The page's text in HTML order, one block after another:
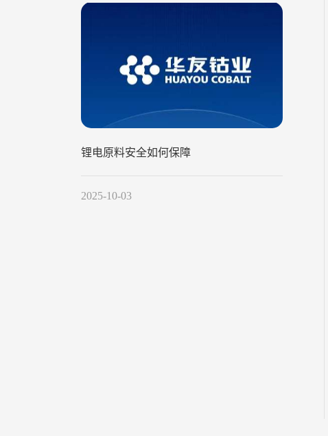
锂电原料安全如何保障
2025-10-03